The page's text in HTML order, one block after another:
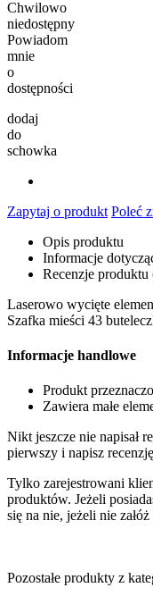
Chwilowo
niedostępny
Powiadom
mnie
o
dostępności
dodaj
do
schowka
Zapytaj o produkt Poleć
Opis produktu
Informacje
Recenzje produktu
Laserowo wycięte
Szafka mieści 43
Informacje handlowe
Produkt
Zawiera małe
Nikt jeszcze nie napisał
pierwszy i napisz
Tylko zarejestrowani
produktów. Jeżeli
się na nie, jeżeli nie
Pozostałe produkty z